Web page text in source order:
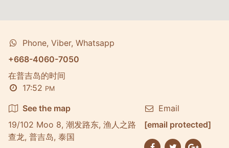
Phone, Viber, Whatsapp
+668-4060-7050
在普吉岛的时间
17:52 PM
See the map
19/102 Moo 8, 潮发路东, 渔人之路
查龙, 普吉岛, 泰国
Email
[email protected]